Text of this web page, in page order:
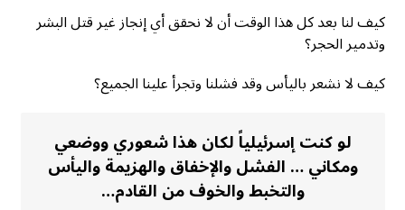
كيف لنا بعد كل هذا الوقت أن لا نحقق أي إنجاز غير قتل البشر
وتدمير الحجر؟
كيف لا نشعر باليأس وقد فشلنا وتجرأ علينا الجميع؟
لو كنت إسرئيلياً لكان هذا شعوري ووضعي
ومكاني … الفشل والإخفاق والهزيمة واليأس
والتخبط والخوف من القادم…